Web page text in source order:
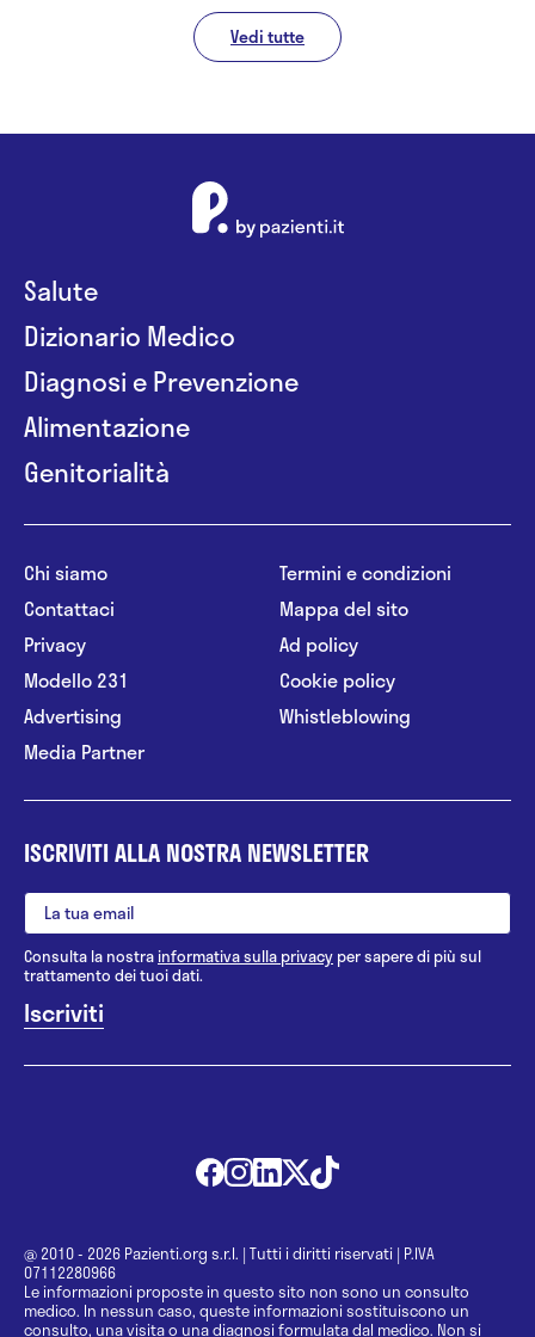
Vedi tutte
Salute
Dizionario Medico
Diagnosi e Prevenzione
Alimentazione
Genitorialità
Chi siamo
Contattaci
Privacy
Modello 231
Advertising
Media Partner
Termini e condizioni
Mappa del sito
Ad policy
Cookie policy
Whistleblowing
ISCRIVITI ALLA NOSTRA NEWSLETTER
Consulta la nostrainformativa sulla privacy per sapere di più sul
trattamento dei tuoi dati.
@ 2010 - 2026 Pazienti.org s.r.l. | Tutti i diritti riservati | P.IVA
07112280966
Le informazioni proposte in questo sito non sono un consulto
medico. In nessun caso, queste informazioni sostituiscono un
consulto, una visita o una diagnosi formulata dal medico. Non si